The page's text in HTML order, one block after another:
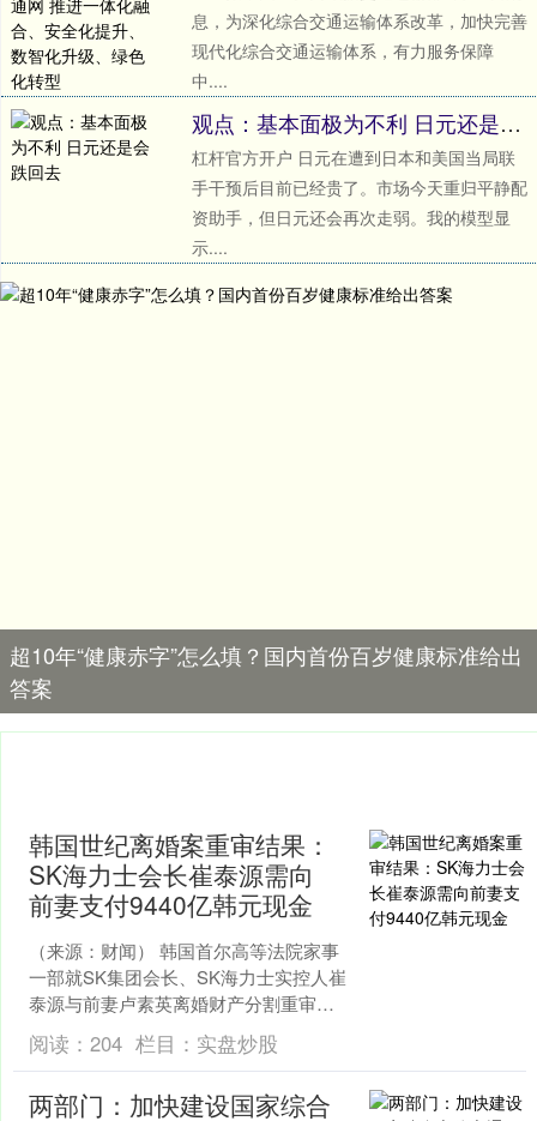
息，为深化综合交通运输体系改革，加快完善
现代化综合交通运输体系，有力服务保障
中....
观点：基本面极为不利 日元还是会跌回去
杠杆官方开户 日元在遭到日本和美国当局联
手干预后目前已经贵了。市场今天重归平静配
资助手，但日元还会再次走弱。我的模型显
示....
超10年“健康赤字”怎么填？国内首份百岁健康标准给出
答案
韩国世纪离婚案重审结果：
SK海力士会长崔泰源需向
前妻支付9440亿韩元现金
（来源：财闻） 韩国首尔高等法院家事
一部就SK集团会长、SK海力士实控人崔
泰源与前妻卢素英离婚财产分割重审案
件当庭宣判。 配资官方门户 7月24日，
韩国首尔高等....
阅读： 204 栏目： 实盘炒股
两部门：加快建设国家综合